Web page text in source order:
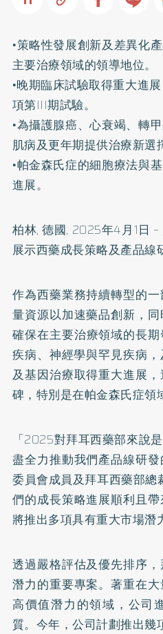
•策略性發展創新及差異化
主要治療領域的領導地位。
•晚期臨床試驗取得重大進
項第III期試驗。
•為攝護腺癌、心衰竭、轉
肌病及更年期提供治療新選
•帕金森氏症的細胞療法與
進展。
柏林, 德國, 2025年4月1日
展示西藥成長策略及產品線
作為西藥業務持續轉型的一
量資源以加速藥品創新，
確保在主要治療領域的長
疾病、 神經學與罕見疾病，
及基因治療取得重大進展，
碑，特別是在帕金森氏症領
「2025對拜耳西藥部來說
盡全力推動我們產品線研發
委員會成員及拜耳西藥部
們的成長策略進展順利且
將推出多項具有重大市場潛
透過嚴格評估及優先排序，
潛力的重要專案。著重在
高價值潛力的領域， 公司
質。今年，公司計劃推出幾